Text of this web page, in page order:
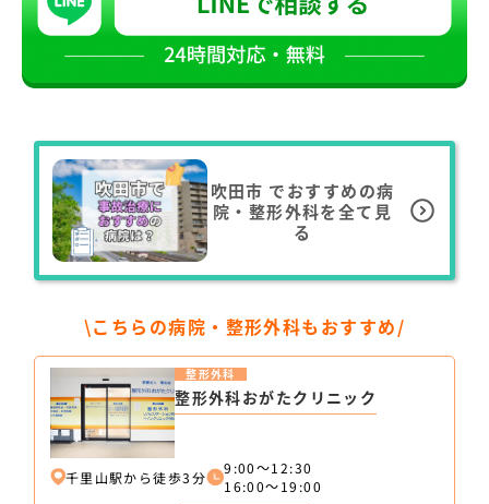
吹田市 でおすすめの病
院・整形外科を全て見
る
\こちらの病院・整形外科もおすすめ/
整形外科おがたクリニック
整形外科
千里山駅から徒歩3分
9:00～12:30
16:00～19:00